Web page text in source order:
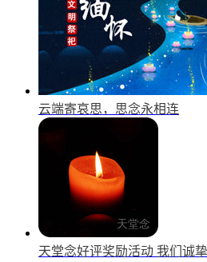
云端寄哀思，思念永相连
天堂念好评奖励活动 我们诚